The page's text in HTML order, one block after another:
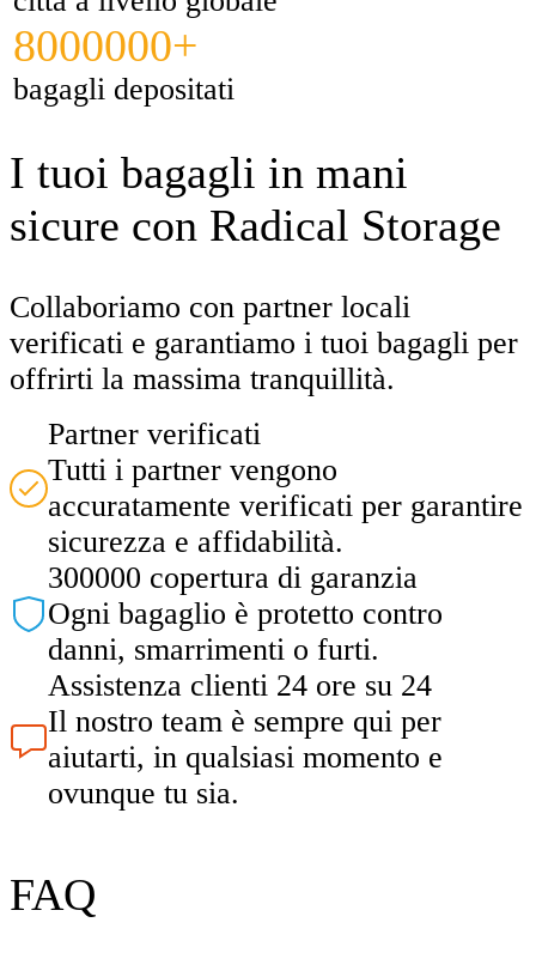
8000000+
bagagli depositati
I tuoi bagagli in mani
sicure con Radical Storage
Collaboriamo con partner locali
verificati e garantiamo i tuoi bagagli per
offrirti la massima tranquillità.
Partner verificati
Tutti i partner vengono
accuratamente verificati per garantire
sicurezza e affidabilità.
300000 copertura di garanzia
Ogni bagaglio è protetto contro
danni, smarrimenti o furti.
Assistenza clienti 24 ore su 24
Il nostro team è sempre qui per
aiutarti, in qualsiasi momento e
ovunque tu sia.
FAQ